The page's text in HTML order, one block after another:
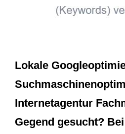
Lokale
Internetagentur
Gegend gesucht?